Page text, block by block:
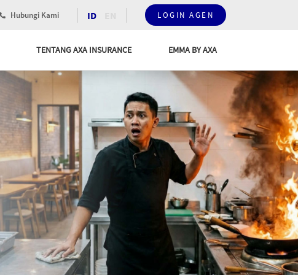
Hubungi Kami ID LOGIN AGEN
TENTANG AXA INSURANCE EMMA BY AXA